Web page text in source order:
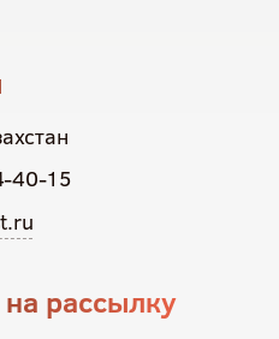
40-15
рассылку